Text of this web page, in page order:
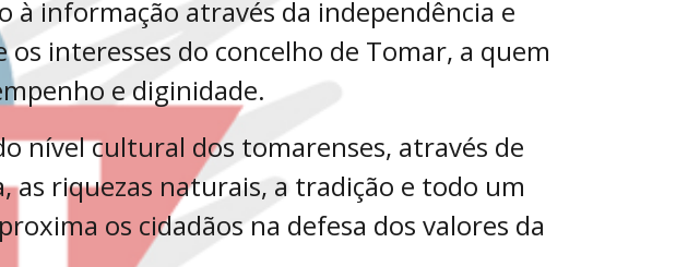
informação através da independência e
interesses do concelho de Tomar, a quem
e diginidade.
nível cultural dos tomarenses, através de
riquezas naturais, a tradição e todo um
os cidadãos na defesa dos valores da